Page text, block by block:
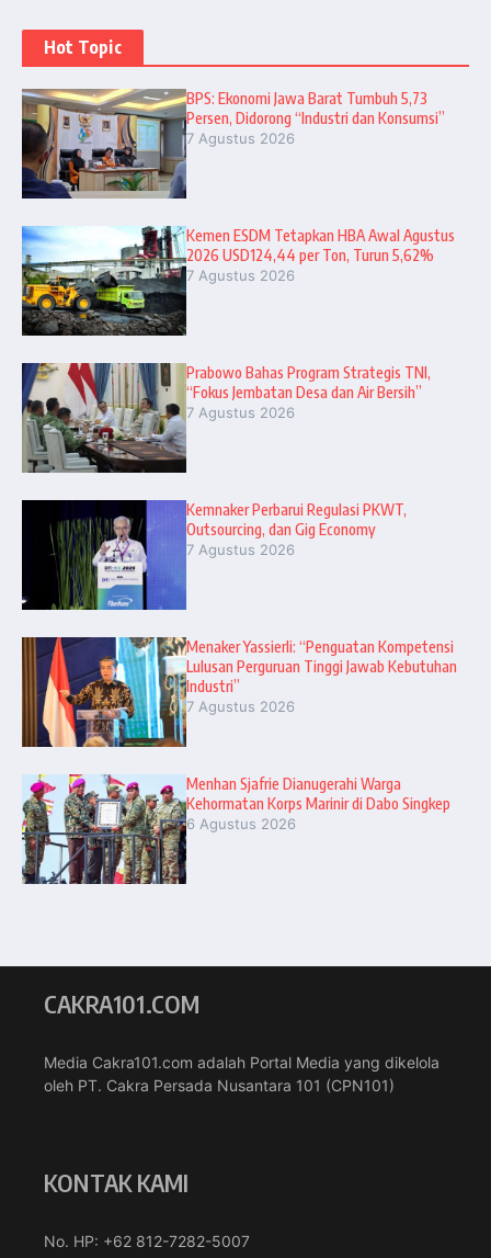
Hot Topic
BPS: Ekonomi Jawa Barat Tumbuh 5,73
Persen, Didorong “Industri dan Konsumsi”
7 Agustus 2026
Kemen ESDM Tetapkan HBA Awal Agustus
2026 USD124,44 per Ton, Turun 5,62%
7 Agustus 2026
Prabowo Bahas Program Strategis TNI,
“Fokus Jembatan Desa dan Air Bersih”
7 Agustus 2026
Kemnaker Perbarui Regulasi PKWT,
Outsourcing, dan Gig Economy
7 Agustus 2026
Menaker Yassierli: “Penguatan Kompetensi
Lulusan Perguruan Tinggi Jawab Kebutuhan
Industri”
7 Agustus 2026
Menhan Sjafrie Dianugerahi Warga
Kehormatan Korps Marinir di Dabo Singkep
6 Agustus 2026
CAKRA101.COM
Media Cakra101.com adalah Portal Media yang dikelola
oleh PT. Cakra Persada Nusantara 101 (CPN101)
KONTAK KAMI
No. HP: +62 812-7282-5007